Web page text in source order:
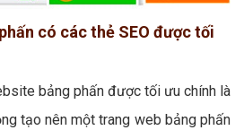
có các thẻ SEO được tối
bảng phấn được tối ưu chính là
tạo nên một trang web bảng phấn